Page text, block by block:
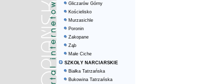
Gliczarów Górny
Kościelisko
Murzasichle
Poronin
Zakopane
Ząb
Małe Ciche
SZKOŁY NARCIARSKIE
Białka Tatrzańska
Bukowina Tatrzańska